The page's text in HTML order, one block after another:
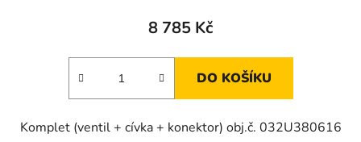
8 785 Kč
DO KOŠÍKU
Komplet (ventil + cívka + konektor) obj.č. 032U380616